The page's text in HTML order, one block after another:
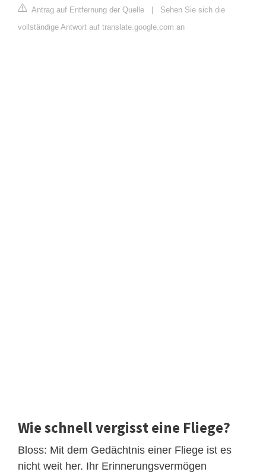
Antrag auf Entfernung der Quelle | Sehen Sie sich die
vollständige Antwort auf translate.google.com an
Wie schnell vergisst eine Fliege?
Bloss: Mit dem Gedächtnis einer Fliege ist es
nicht weit her. Ihr Erinnerungsvermögen